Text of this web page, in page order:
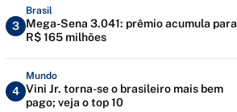
3
Brasil
Mega-Sena 3.041: prêmio acumula para
R$ 165 milhões
4
Mundo
Vini Jr. torna-se o brasileiro mais bem
pago; veja o top 10